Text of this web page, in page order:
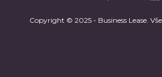
Copyright © 2025 - Business Lease.